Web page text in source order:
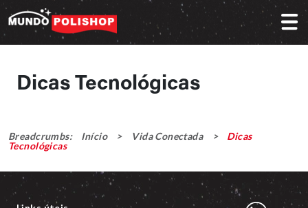
Dicas Tecnológicas
Breadcrumbs: Início > Vida Conectada >
Dicas
Tecnológicas